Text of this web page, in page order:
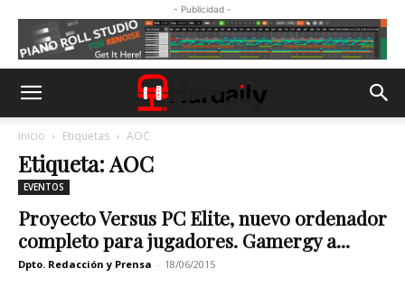
- Publicidad -
Inicio Etiquetas AOC
Etiqueta: AOC
EVENTOS
Proyecto Versus PC Elite, nuevo ordenador
completo para jugadores. Gamergy a...
Dpto. Redacción y Prensa - 18/06/2015